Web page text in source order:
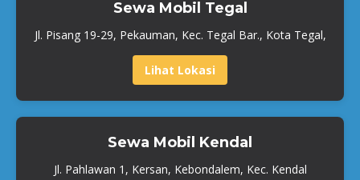
Sewa Mobil Tegal
Jl. Pisang 19-29, Pekauman, Kec. Tegal Bar., Kota Tegal,
Lihat Lokasi
Sewa Mobil Kendal
Jl. Pahlawan 1, Kersan, Kebondalem, Kec. Kendal